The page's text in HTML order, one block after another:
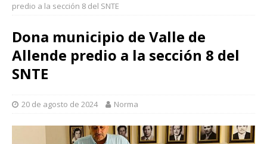
predio a la sección 8 del SNTE
Dona municipio de Valle de
Allende predio a la sección 8 del
SNTE
20 de agosto de 2024 Norma